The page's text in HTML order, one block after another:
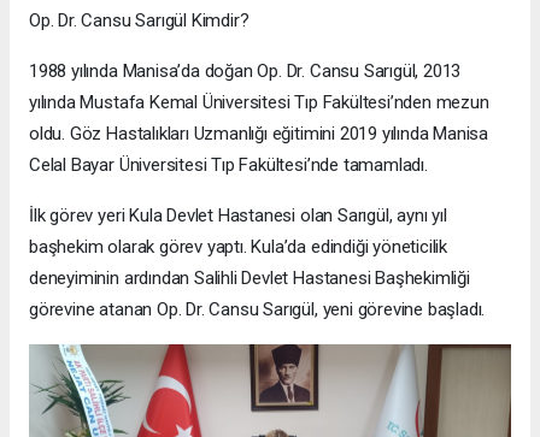
Op. Dr. Cansu Sarıgül Kimdir?
1988 yılında Manisa’da doğan Op. Dr. Cansu Sarıgül, 2013
yılında Mustafa Kemal Üniversitesi Tıp Fakültesi’nden mezun
oldu. Göz Hastalıkları Uzmanlığı eğitimini 2019 yılında Manisa
Celal Bayar Üniversitesi Tıp Fakültesi’nde tamamladı.
İlk görev yeri Kula Devlet Hastanesi olan Sarıgül, aynı yıl
başhekim olarak görev yaptı. Kula’da edindiği yöneticilik
deneyiminin ardından Salihli Devlet Hastanesi Başhekimliği
görevine atanan Op. Dr. Cansu Sarıgül, yeni görevine başladı.